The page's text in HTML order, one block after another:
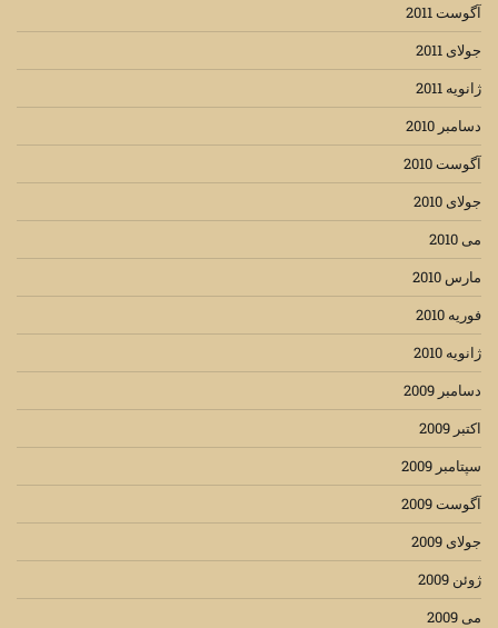
آگوست 2011
جولای 2011
ژانویه 2011
دسامبر 2010
آگوست 2010
جولای 2010
می 2010
مارس 2010
فوریه 2010
ژانویه 2010
دسامبر 2009
اکتبر 2009
سپتامبر 2009
آگوست 2009
جولای 2009
ژوئن 2009
می 2009